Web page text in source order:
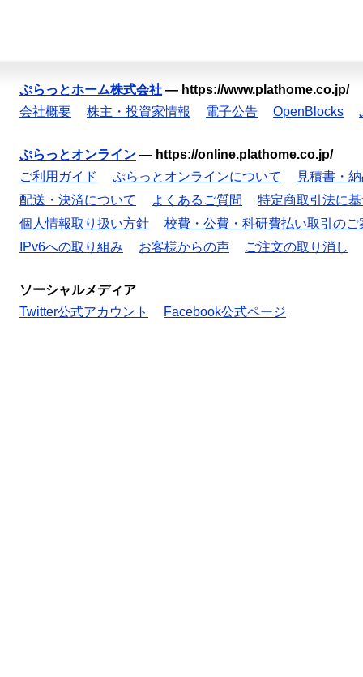
ぷらっとホーム株式会社 — https://www.plathome.co.jp/
会社概要
株主・投資家情報 電子公告 OpenBlocks
ぷらっとオンライン — https://online.plathome.co.jp/
ご利用ガイド
ぷらっとオンラインについて
見積書・
配送・決済について
よくあるご質問
特定商取引法に
個人情報取り扱い方針
校費・公費・科研費払い取引のご
IPv6への取り組み
お客様からの声 ご注文の取り消し
ソーシャルメディア
Twitter公式アカウント
Facebook公式ページ